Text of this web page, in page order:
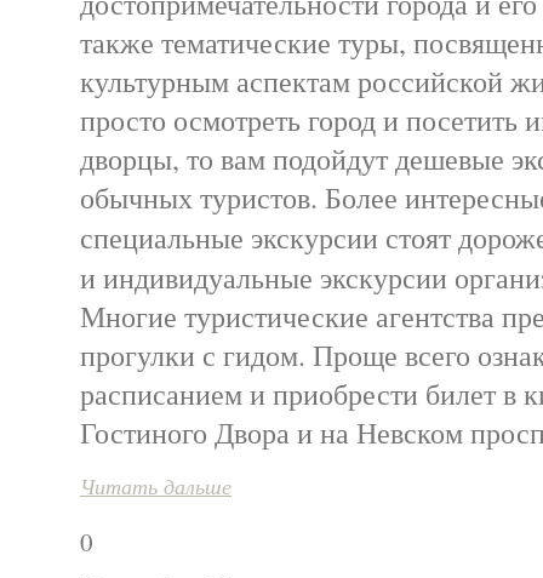
также тематические туры,
культурным аспектам российской
просто осмотреть город и посетить
дворцы, то вам подойдут дешевые
обычных туристов. Более
специальные экскурсии стоят
и индивидуальные экскурсии
Многие туристические агентства
прогулки с гидом. Проще всего
расписанием и приобрести билет в
Гостиного Двора и на Невском
Читать дальше
0